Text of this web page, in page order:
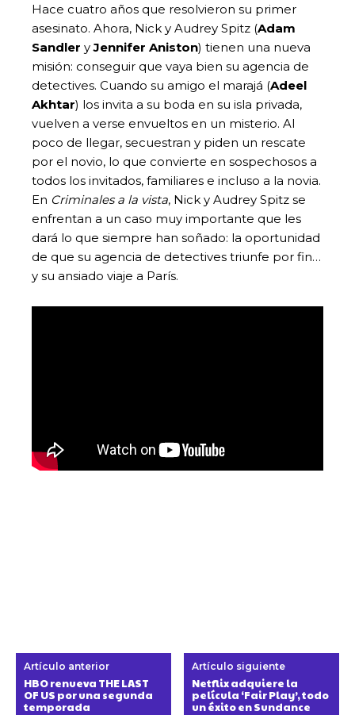
Hace cuatro años que resolvieron su primer
asesinato. Ahora, Nick y Audrey Spitz (Adam
Sandler yJennifer Aniston) tienen una nueva
misión: conseguir que vaya bien su agencia de
detectives. Cuando su amigo el marajá (Adeel
Akhtar) los invita a su boda en su isla privada,
vuelven a verse envueltos en un misterio. Al
poco de llegar, secuestran y piden un rescate
por el novio, lo que convierte en sospechosos a
todos los invitados, familiares e incluso a la novia.
En Criminales a la vista, Nick y Audrey Spitz se
enfrentan a un caso muy importante que les
dará lo que siempre han soñado: la oportunidad
de que su agencia de detectives triunfe por fin…
y su ansiado viaje a París.
Artículo anterior
HBO renueva THE LAST
OF US por una segunda
temporada
Artículo siguiente
Netflix adquiere la
película ‘Fair Play’, todo
un éxito en Sundance